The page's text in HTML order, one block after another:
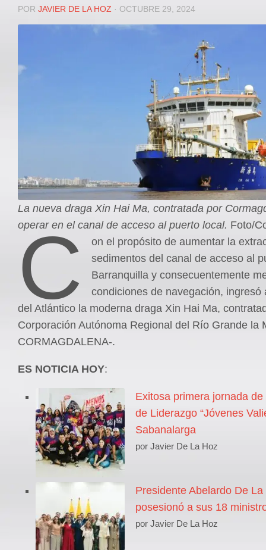
DEPARTAMENTAL
Internacional
Contactenos
POR JAVIER DE LA HOZ · OCTUBRE 29, 2024
La nueva draga Xin Hai Ma, contratada por
operar en el canal de acceso al puerto local. Foto/
C
on el propósito de aumentar la
sedimentos del canal de acceso al
Barranquilla y consecuentemente
condiciones de navegación, ingresó
del Atlántico la moderna draga Xin Hai Ma,
Corporación Autónoma Regional del Río Grande la
CORMAGDALENA-.
ES NOTICIA HOY:
Exitosa primera jornada
de Liderazgo “Jóvenes
Sabanalarga
por Javier De La Hoz
Presidente Abelardo De
posesionó a sus 18
por Javier De La Hoz